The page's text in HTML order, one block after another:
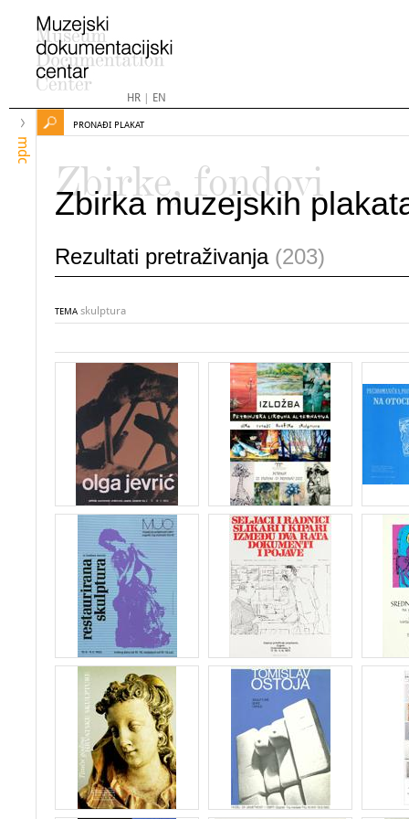
HR| EN
mdc
PRONAĐI PLAKAT
Zbirke, fondovi
Zbirka muzejskih
Rezultati pretraživanja (203)
TEMA skulptura